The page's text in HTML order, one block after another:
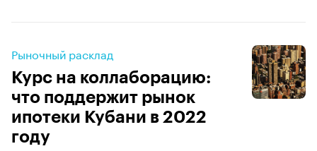
Рыночный расклад
Курс на коллаборацию:
что поддержит рынок
ипотеки Кубани в 2022
году